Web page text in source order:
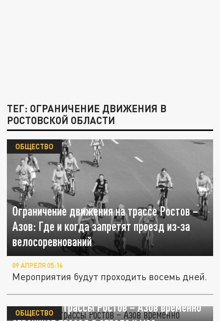
ТЕГ: ОГРАНИЧЕНИЕ ДВИЖЕНИЯ В
РОСТОВСКОЙ ОБЛАСТИ
Ограничение движения на трассе Ростов –
Азов: Где и когда запретят проезд из-за
велосоревнований
ОБЩЕСТВО
09 АПРЕЛЯ 05:16
Мероприятия будут проходить восемь дней.
На участке трассы Ростов – Азов временно
ОБЩЕСТВО